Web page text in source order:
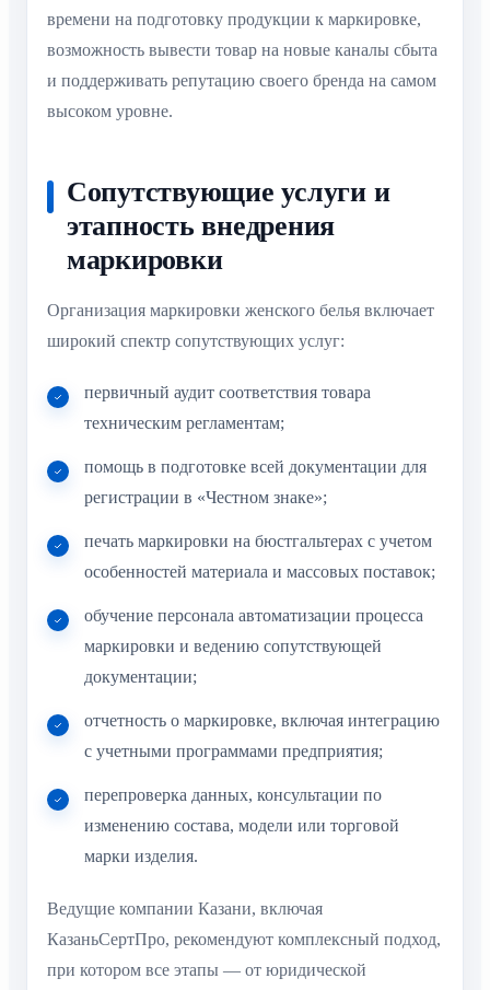
времени на подготовку продукции к маркировке,
возможность вывести товар на новые каналы сбыта
и поддерживать репутацию своего бренда на самом
высоком уровне.
Сопутствующие услуги и
этапность внедрения
маркировки
Организация маркировки женского белья включает
широкий спектр сопутствующих услуг:
первичный аудит соответствия товара
техническим регламентам;
помощь в подготовке всей документации для
регистрации в «Честном знаке»;
печать маркировки на бюстгальтерах с учетом
особенностей материала и массовых поставок;
обучение персонала автоматизации процесса
маркировки и ведению сопутствующей
документации;
отчетность о маркировке, включая интеграцию
с учетными программами предприятия;
перепроверка данных, консультации по
изменению состава, модели или торговой
марки изделия.
Ведущие компании Казани, включая
КазаньСертПро, рекомендуют комплексный подход,
при котором все этапы — от юридической